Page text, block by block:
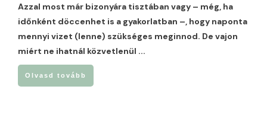
Azzal most már bizonyára tisztában vagy – még, ha
időnként döccenhet is a gyakorlatban –, hogy naponta
mennyi vizet (lenne) szükséges meginnod. De vajon
miért ne ihatnál közvetlenül ...
Olvasd tovább